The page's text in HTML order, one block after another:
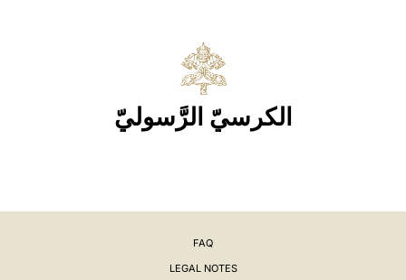
الكرسيّ الرَّسوليّ
FAQ
LEGAL NOTES